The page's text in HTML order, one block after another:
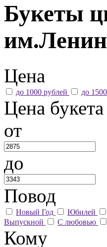
Букеты
Цена
до 1000 рублей до
Цена букета
от
до
Повод
Новый Год Юбилей
Выпускной
С любовью
Кому